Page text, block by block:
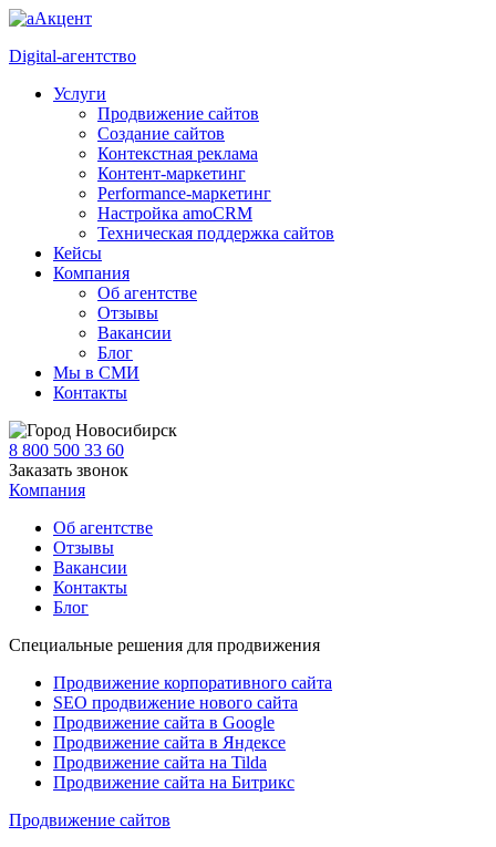
Digital-агентство
Услуги
Продвижение сайтов
Создание сайтов
Контекстная реклама
Контент-маркетинг
Performance-маркетинг
Настройка amoCRM
Техническая поддержка сайтов
Кейсы
Компания
Об агентстве
Отзывы
Вакансии
Блог
Мы в СМИ
Контакты
Новосибирск
8 800 500 33 60
Заказать звонок
Компания
Об агентстве
Отзывы
Вакансии
Контакты
Блог
Специальные решения для продвижения
Продвижение корпоративного сайта
SEO продвижение нового сайта
Продвижение сайта в Google
Продвижение сайта в Яндексе
Продвижение сайта на Tilda
Продвижение сайта на Битрикс
Продвижение сайтов